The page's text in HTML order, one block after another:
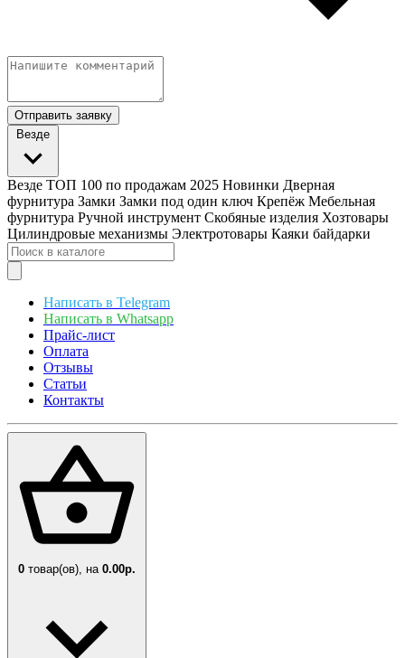
Отправить заявку
Везде
Везде ТОП 100 по продажам 2025 Новинки Дверная
фурнитура Замки Замки под один ключ Крепёж Мебельная
фурнитура Ручной инструмент Скобяные изделия Хозтовары
Цилиндровые механизмы Электротовары Каяки байдарки
Написать в Telegram
Написать в Whatsapp
Прайс-лист
Оплата
Отзывы
Статьи
Контакты
0 товар(ов), на 0.00р.